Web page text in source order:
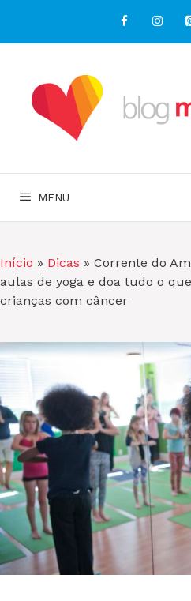
o
MENU
Início » Dicas » Corrente do
aulas de yoga e doa tudo o
crianças com câncer